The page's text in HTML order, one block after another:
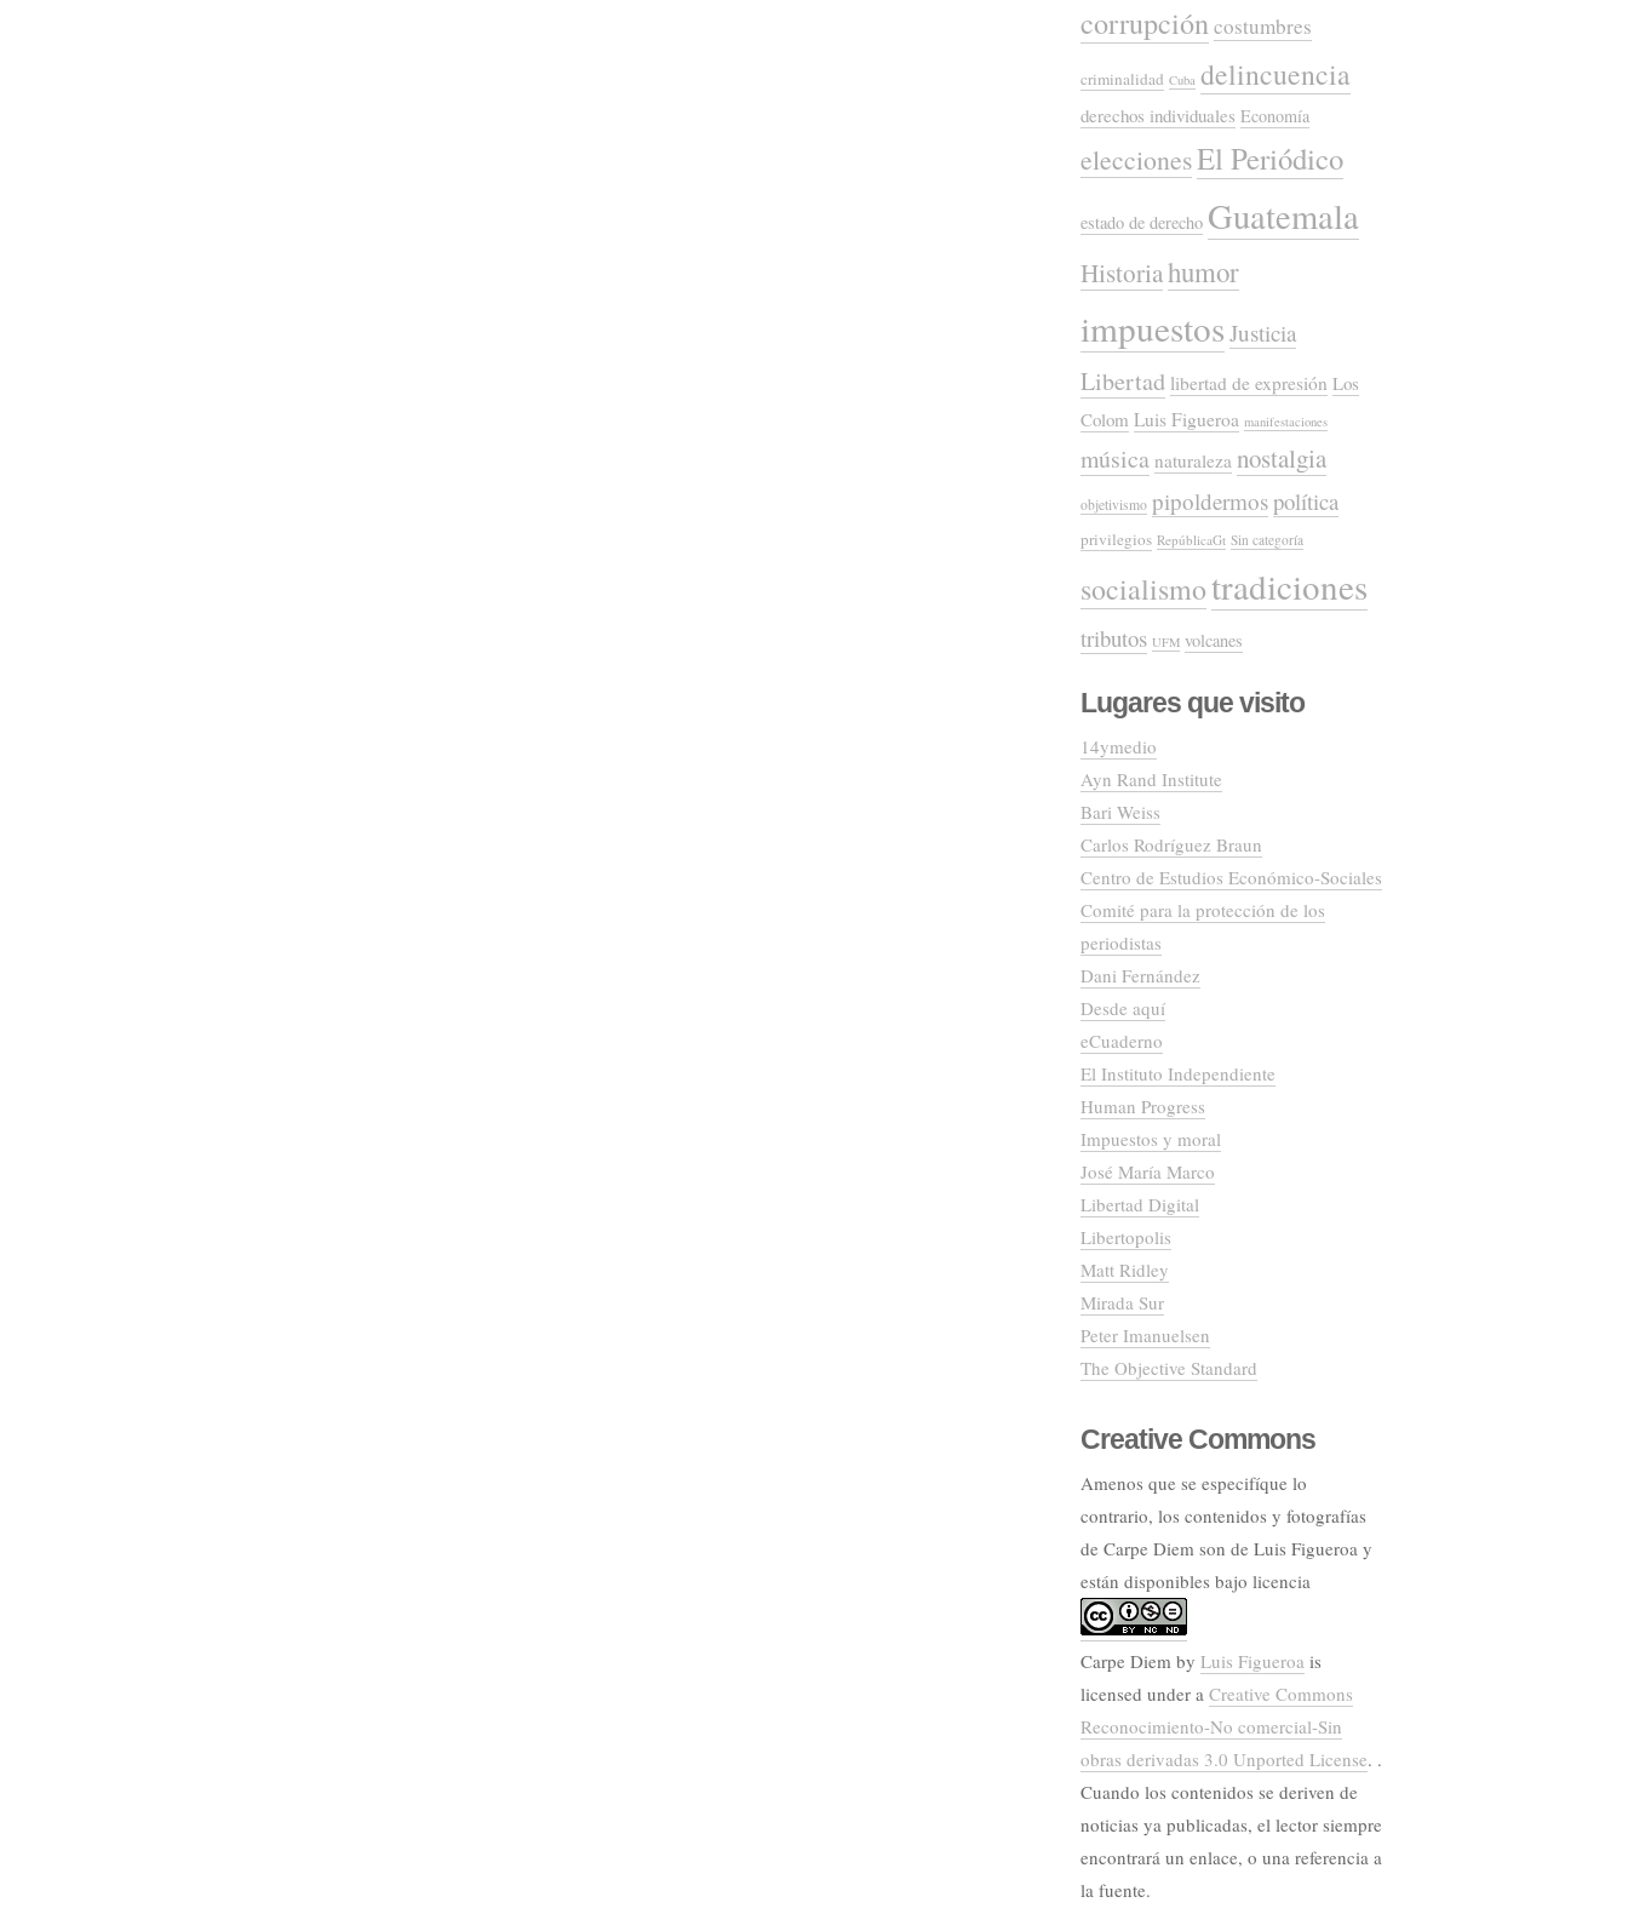
corrupcióncostumbres
criminalidad Cuba delincuencia
derechos individuales Economía
eleccionesEl Periódico
estado de derecho Guatemala
Historiahumor
impuestos Justicia
Libertad libertad de expresión Los
Colom Luis Figueroa manifestaciones
música naturaleza nostalgia
objetivismo pipoldermospolítica
privilegios RepúblicaGt Sin categoría
socialismotradiciones
tributos UFM volcanes
Lugares que visito
14ymedio
Ayn Rand Institute
Bari Weiss
Carlos Rodríguez Braun
Centro de Estudios Económico-Sociales
Comité para la protección de los
periodistas
Dani Fernández
Desde aquí
eCuaderno
El Instituto Independiente
Human Progress
Impuestos y moral
José María Marco
Libertad Digital
Libertopolis
Matt Ridley
Mirada Sur
Peter Imanuelsen
The Objective Standard
Creative Commons
Amenos que se especifíque lo
contrario, los contenidos y fotografías
de Carpe Diem son de Luis Figueroa y
están disponibles bajo licencia
Carpe Diem by Luis Figueroa is
licensed under a Creative Commons
Reconocimiento-No comercial-Sin
obras derivadas 3.0 Unported License. .
Cuando los contenidos se deriven de
noticias ya publicadas, el lector siempre
encontrará un enlace, o una referencia a
la fuente.